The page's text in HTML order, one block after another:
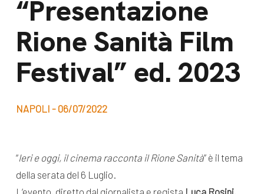
“Presentazione
Rione Sanità Film
Festival” ed. 2023
NAPOLI - 06/07/2022
“Ieri e oggi, il cinema racconta il Rione Sanità” è il tema
della serata del 6 Luglio.
Lavora con noi
Bilancio di
missione
News e
appuntamenti
Appuntamenti
dal Sud
Campagne
Libri e
pubblicazioni
e blog progetti